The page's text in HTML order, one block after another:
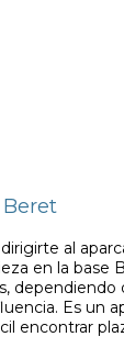
al
en la base
dependiendo
Es un
encontrar